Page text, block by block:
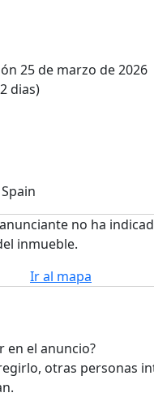
25 de marzo de 2026
dias)
no ha
inmueble.
Ir al mapa
en el anuncio?
otras personas